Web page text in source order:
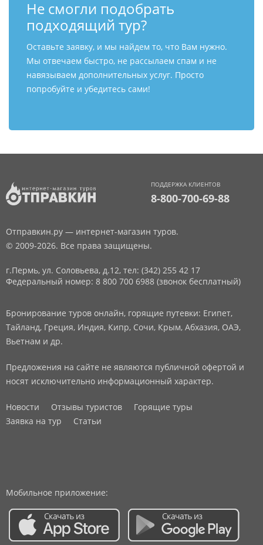
Не смогли подобрать
подходящий тур?
Оставьте заявку, и мы найдем то, что Вам нужно.
Мы отвечаем быстро, не рассылаем спам и не
навязываем дополнительных услуг. Просто
попробуйте и убедитесь сами!
ПОДДЕРЖКА КЛИЕНТОВ
8-800-700-69-88
Отправкин.ру — интернет-магазин туров.
© 2009-2026. Все права защищены.
г.Пермь, ул. Соловьева, д.12, тел: (342) 255 42 17
Федеральный номер: 8 800 700 6988 (звонок бесплатный)
Бронирование туров онлайн, горящие путевки: Египет,
Тайланд, Греция, Индия, Кипр, Сочи, Крым, Абхазия, ОАЭ,
Вьетнам и др.
Предложения на сайте не являются публичной офертой и
носят исключительно информационный характер.
Новости Отзывы туристов
Горящие туры
Заявка на тур
Статьи
Мобильное приложение: